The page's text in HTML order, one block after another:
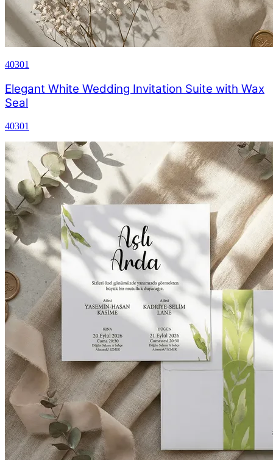
40301
Elegant White Wedding Invitation Suite with Wax
Seal
40301